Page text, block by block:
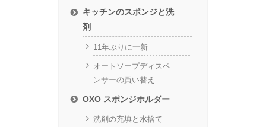
キッチンのスポンジと洗
剤
11年ぶりに一新
オートソープディスペ
ンサーの買い替え
OXO スポンジホルダー
洗剤の充填と水捨て